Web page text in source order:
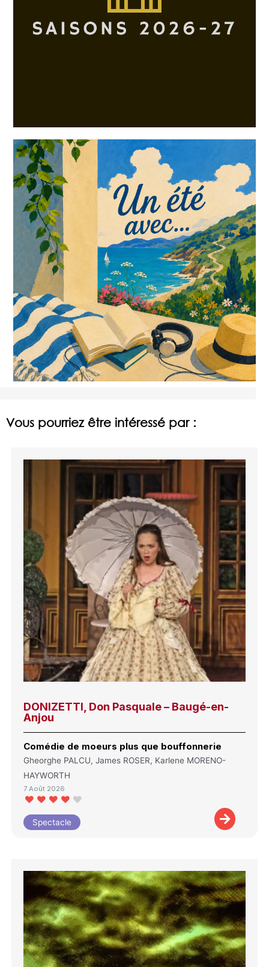
Vous pourriez être intéressé par :
DONIZETTI, Don Pasquale – Baugé-en-
Anjou
Comédie de moeurs plus que bouffonnerie
Gheorghe PALCU, James ROSER, Karlene MORENO-
HAYWORTH
7 Août 2026
Spectacle